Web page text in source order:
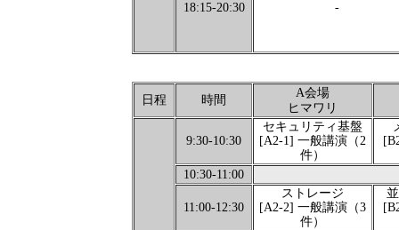
18:15-20:30 -
日程 時間
A会場
ヒマワリ
9:30-10:30
セキュリティ基盤
[A2-1] 一般講演（2
件）
10:30-11:00
11:00-12:30
ストレージ
[A2-2] 一般講演（3
件）